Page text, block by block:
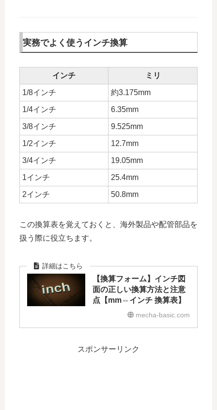
実務でよく使うインチ換算
インチ ミリ
1/8インチ 約3.175mm
1/4インチ 6.35mm
3/8インチ 9.525mm
1/2インチ 12.7mm
3/4インチ 19.05mm
1インチ 25.4mm
2インチ 50.8mm
この換算表を覚えておくと、海外製品や配管部品を
扱う際に役立ちます。
【換算フォーム】インチ図
面の正しい換算方法と注意
点【mm⇔インチ 換算表】
mecha-basic.com
スポンサーリンク